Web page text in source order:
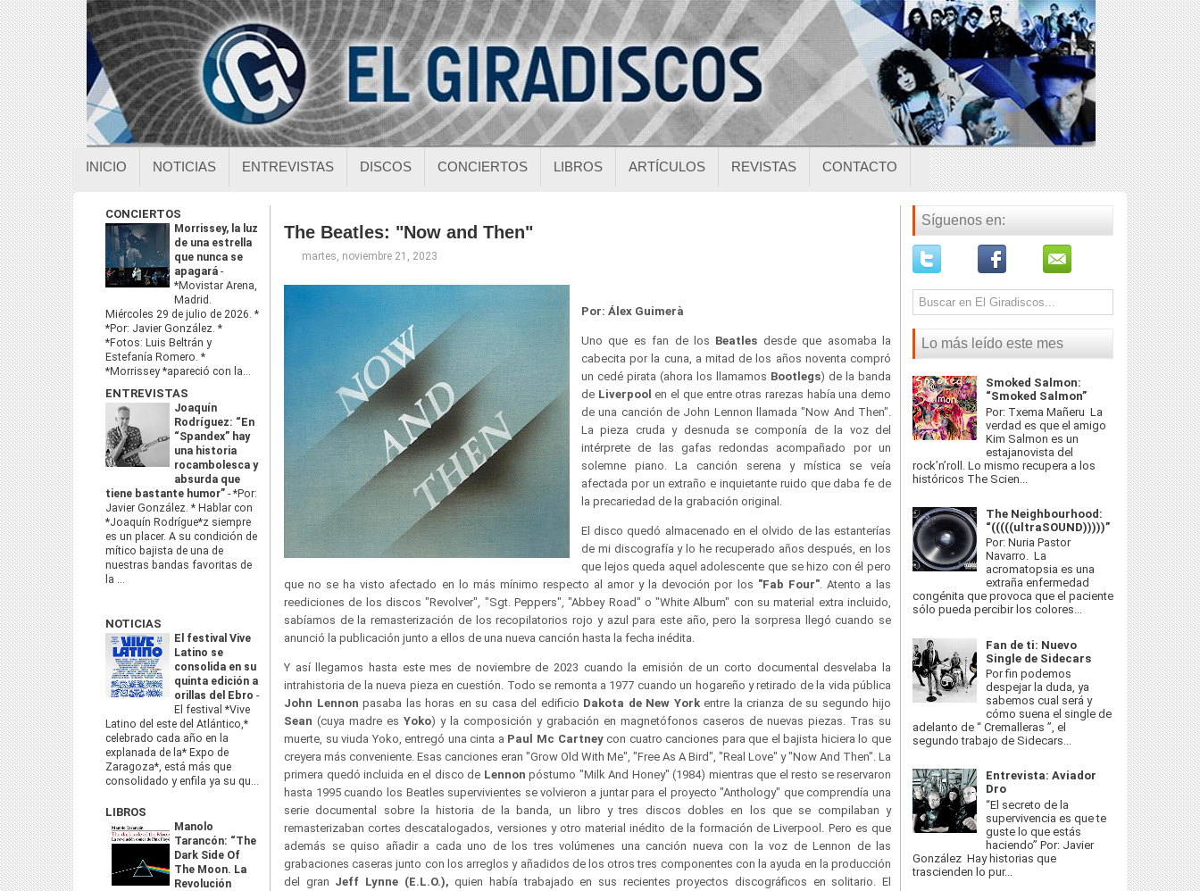
INICIO NOTICIAS ENTREVISTAS DISCOS CONCIERTOS LIBROS ARTÍCULOS REVISTAS CONTACTO
CONCIERTOS
Morrissey, la luz
de una estrella
que nunca se
apagará -
*Movistar Arena,
Madrid.
Miércoles 29 de julio de 2026. *
*Por: Javier González. *
*Fotos: Luis Beltrán y
Estefanía Romero. *
*Morrissey *apareció con la...
ENTREVISTAS
Joaquín
Rodríguez: “En
“Spandex” hay
una historia
rocambolesca y
absurda que
tiene bastante humor” -*Por:
Javier González. * Hablar con
*Joaquín Rodrígue*z siempre
es un placer. A su condición de
mítico bajista de una de
nuestras bandas favoritas de
la ...
NOTICIAS
El festival Vive
Latino se
consolida en su
quinta edición a
orillas del Ebro -
El festival *Vive
Latino del este del Atlántico,*
celebrado cada año en la
explanada de la* Expo de
Zaragoza*, está más que
consolidado y enfila ya su qu...
LIBROS
Manolo
Tarancón: “The
Dark Side Of
The Moon. La
Revolución
The Beatles: "Now and Then"
martes, noviembre 21, 2023
Por: Álex Guimerà
Uno que es fan de los Beatles desde que asomaba la
cabecita por la cuna, a mitad de los años noventa compró
un cedé pirata (ahora los llamamos Bootlegs) de la banda
de Liverpool en el que entre otras rarezas había una demo
de una canción de John Lennon llamada "Now And Then".
La pieza cruda y desnuda se componía de la voz del
intérprete de las gafas redondas acompañado por un
solemne piano. La canción serena y mística se veía
afectada por un extraño e inquietante ruido que daba fe de
la precariedad de la grabación original.
El disco quedó almacenado en el olvido de las estanterías
de mi discografía y lo he recuperado años después, en los
que lejos queda aquel adolescente que se hizo con él pero
que no se ha visto afectado en lo más mínimo respecto al amor y la devoción por los "Fab Four". Atento a las
reediciones de los discos "Revolver", "Sgt. Peppers", "Abbey Road" o "White Album" con su material extra incluido,
sabíamos de la remasterización de los recopilatorios rojo y azul para este año, pero la sorpresa llegó cuando se
anunció la publicación junto a ellos de una nueva canción hasta la fecha inédita.
Y así llegamos hasta este mes de noviembre de 2023 cuando la emisión de un corto documental desvelaba la
intrahistoria de la nueva pieza en cuestión. Todo se remonta a 1977 cuando un hogareño y retirado de la vida pública
John Lennon pasaba las horas en su casa del edificio Dakota de New Yorkentre la crianza de su segundo hijo
Sean (cuya madre es Yoko) y la composición y grabación en magnetófonos caseros de nuevas piezas. Tras su
muerte, su viuda Yoko, entregó una cinta a Paul Mc Cartneycon cuatro canciones para que el bajista hiciera lo que
creyera más conveniente. Esas canciones eran "Grow Old With Me", "Free As A Bird", "Real Love" y "Now And Then". La
primera quedó incluida en el disco de Lennon póstumo "Milk And Honey" (1984) mientras que el resto se reservaron
hasta 1995 cuando los Beatles supervivientes se volvieron a juntar para el proyecto "Anthology" que comprendía una
serie documental sobre la historia de la banda, un libro y tres discos dobles en los que se compilaban y
remasterizaban cortes descatalogados, versiones y otro material inédito de la formación de Liverpool. Pero es que
además se quiso añadir a cada uno de los tres volúmenes una canción nueva con la voz de Lennon de las
grabaciones caseras junto con los arreglos y añadidos de los otros tres componentes con la ayuda en la producción
del gran Jeff Lynne (E.L.O.),quien había trabajado en sus recientes proyectos discográficos en solitario. El
Síguenos en:
Lo más leído este mes
Smoked Salmon:
“Smoked Salmon”
Por: Txema Mañeru La
verdad es que el amigo
Kim Salmon es un
estajanovista del
rock’n’roll. Lo mismo recupera a los
históricos The Scien...
The Neighbourhood:
“(((((ultraSOUND)))))”
Por: Nuria Pastor
Navarro. La
acromatopsia es una
extraña enfermedad
congénita que provoca que el paciente
sólo pueda percibir los colores...
Fan de ti: Nuevo
Single de Sidecars
Por fin podemos
despejar la duda, ya
sabemos cual será y
cómo suena el single de
adelanto de “ Cremalleras ”, el
segundo trabajo de Sidecars...
Entrevista: Aviador
Dro
“El secreto de la
supervivencia es que te
guste lo que estás
haciendo” Por: Javier
González Hay historias que
trascienden lo pur...